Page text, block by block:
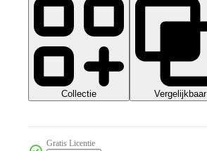
Collectie Vergelijkbaar
Gratis Licentie